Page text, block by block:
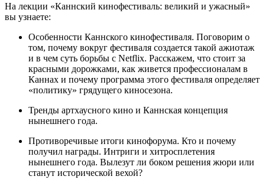
На лекции «Каннский кинофестиваль: великий и ужасный»
вы узнаете:
Особенности Каннского кинофестиваля. Поговорим о
том, почему вокруг фестиваля создается такой ажиотаж
и в чем суть борьбы с Netflix. Расскажем, что стоит за
красными дорожками, как живется профессионалам в
Каннах и почему программа этого фестиваля определяет
«политику» грядущего киносезона.
Тренды артхаусного кино и Каннская концепция
нынешнего года.
Противоречивые итоги кинофорума. Кто и почему
получил награды. Интриги и хитросплетения
нынешнего года. Вылезут ли боком решения жюри или
станут исторической вехой?